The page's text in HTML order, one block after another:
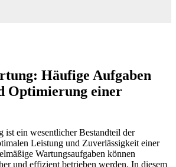
Häufige Aufgaben
Optimierung einer
ist ein wesentlicher Bestandteil der
Leistung und Zuverlässigkeit einer
Wartungsaufgaben können
und effizient betrieben werden. In diesem